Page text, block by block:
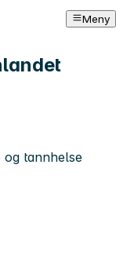
Meny
tannhelse